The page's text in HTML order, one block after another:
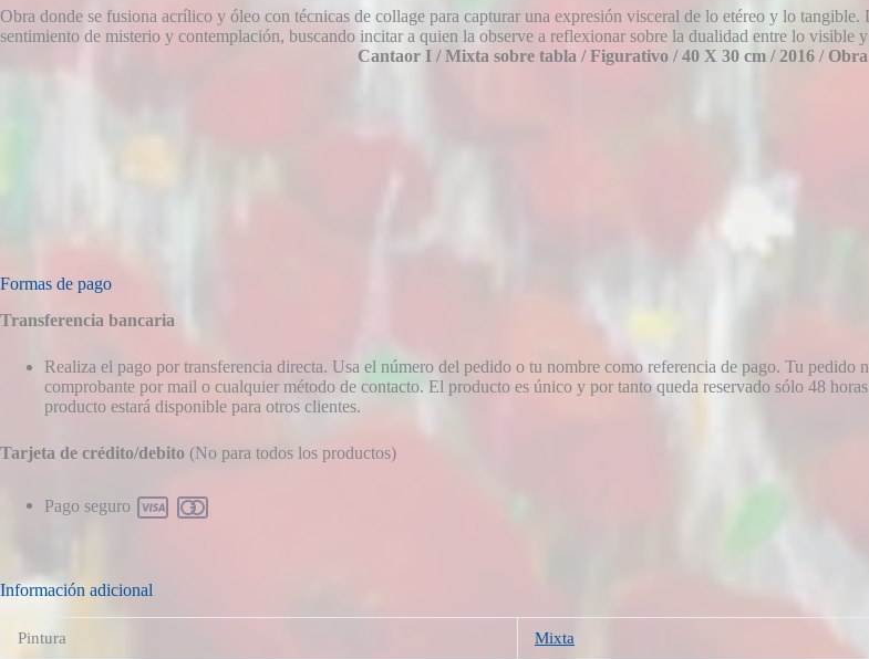
Obra donde se fusiona acrílico y óleo con técnicas de collage para capturar una expresión visceral de lo etéreo y lo
sentimiento de misterio y contemplación, buscando incitar a quien la observe a reflexionar sobre la dualidad entre lo visible
Cantaor I / Mixta sobre tabla /Figurativo /40 X 30 cm / 2016 /
Formas de pago
Transferencia bancaria
Realiza el pago por transferencia directa. Usa el número del pedido o tu nombre como referencia de pago. Tu pedido
comprobante por mail o cualquier método de contacto. El producto es único y por tanto queda reservado sólo 48
producto estará disponible para otros clientes.
Tarjeta de crédito/debito (No para todos los productos)
Pago seguro
Información adicional
Pintura Mixta